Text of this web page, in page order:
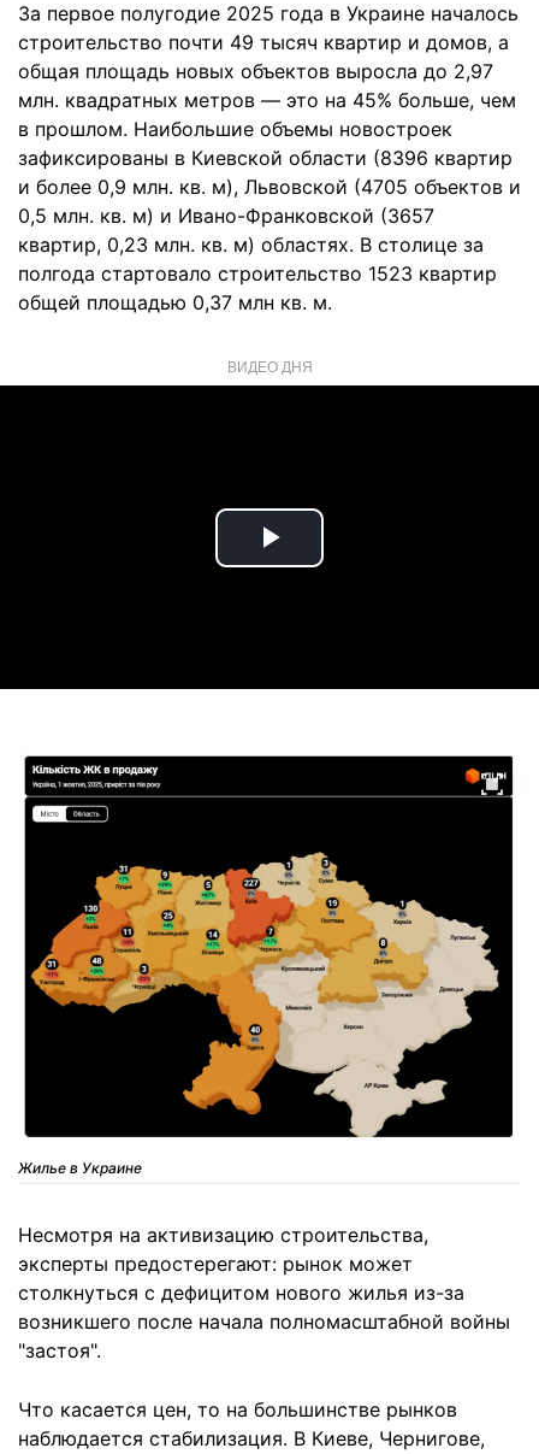
За первое полугодие 2025 года в Украине началось
строительство почти 49 тысяч квартир и домов, а
общая площадь новых объектов выросла до 2,97
млн. квадратных метров — это на 45% больше, чем
в прошлом. Наибольшие объемы новостроек
зафиксированы в Киевской области (8396 квартир
и более 0,9 млн. кв. м), Львовской (4705 объектов и
0,5 млн. кв. м) и Ивано-Франковской (3657
квартир, 0,23 млн. кв. м) областях. В столице за
полгода стартовало строительство 1523 квартир
общей площадью 0,37 млн ​​кв. м.
ВИДЕО ДНЯ
Play
Жилье в Украине
Несмотря на активизацию строительства,
эксперты предостерегают: рынок может
столкнуться с дефицитом нового жилья из-за
возникшего после начала полномасштабной войны
"застоя".
Что касается цен, то на большинстве рынков
наблюдается стабилизация. В Киеве, Чернигове,